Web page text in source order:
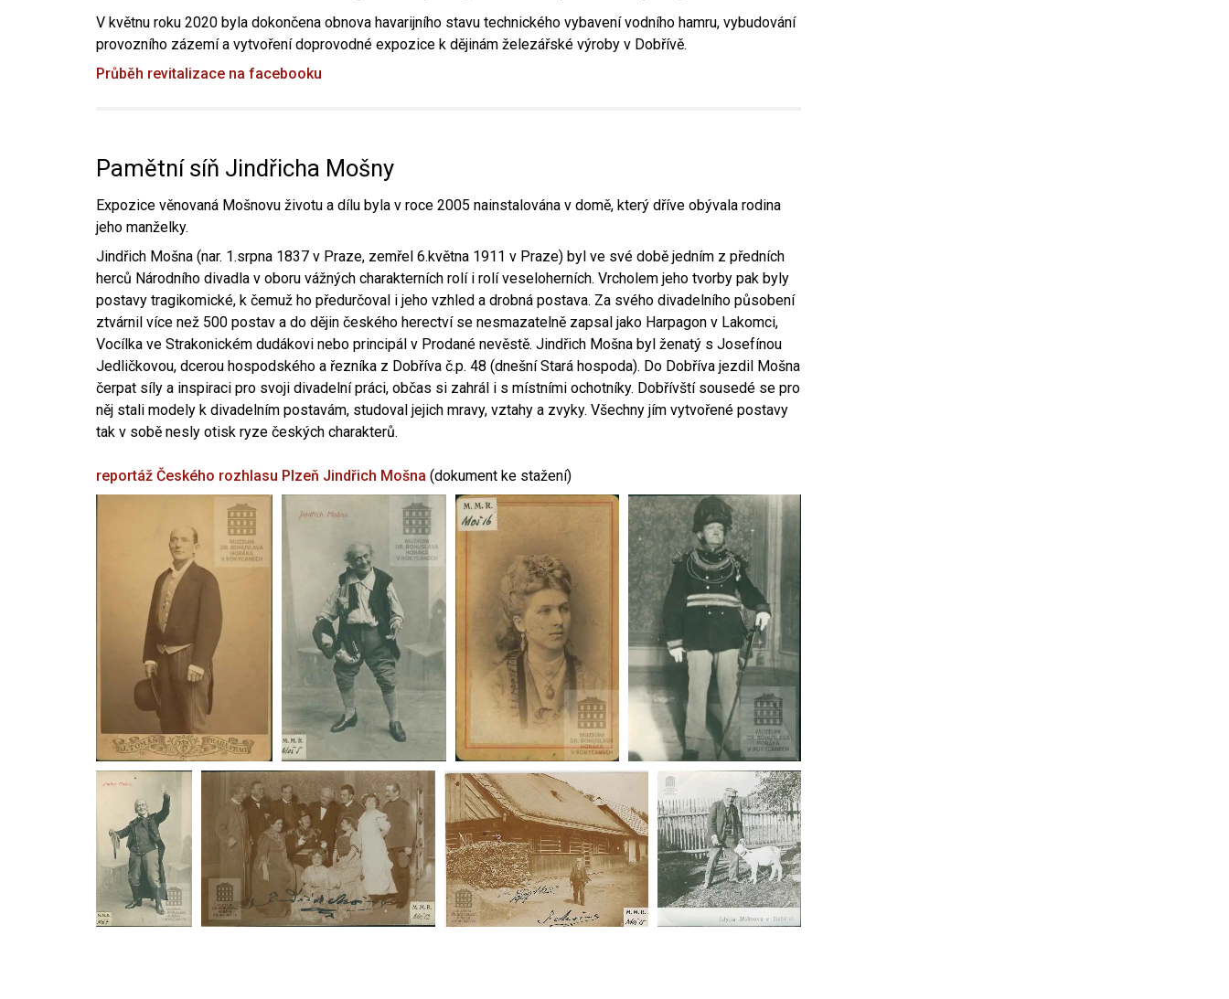
V květnu roku 2020 byla dokončena obnova havarijního stavu technického vybavení vodního hamru, vybudování
provozního zázemí a vytvoření doprovodné expozice k dějinám železářské výroby v Dobřívě.
Průběh revitalizace na facebooku
Pamětní síň Jindřicha Mošny
Expozice věnovaná Mošnovu životu a dílu byla v roce 2005 nainstalována v domě, který dříve obývala rodina
jeho manželky.
Jindřich Mošna (nar. 1.srpna 1837 v Praze, zemřel 6.května 1911 v Praze) byl ve své době jedním z předních
herců Národního divadla v oboru vážných charakterních rolí i rolí veseloherních. Vrcholem jeho tvorby pak byly
postavy tragikomické, k čemuž ho předurčoval i jeho vzhled a drobná postava. Za svého divadelního působení
ztvárnil více než 500 postav a do dějin českého herectví se nesmazatelně zapsal jako Harpagon v Lakomci,
Vocílka ve Strakonickém dudákovi nebo principál v Prodané nevěstě. Jindřich Mošna byl ženatý s Josefínou
Jedličkovou, dcerou hospodského a řezníka z Dobříva č.p. 48 (dnešní Stará hospoda). Do Dobříva jezdil Mošna
čerpat síly a inspiraci pro svoji divadelní práci, občas si zahrál i s místními ochotníky. Dobřívští sousedé se pro
něj stali modely k divadelním postavám, studoval jejich mravy, vztahy a zvyky. Všechny jím vytvořené postavy
tak v sobě nesly otisk ryze českých charakterů.
reportáž Českého rozhlasu Plzeň Jindřich Mošna (dokument ke stažení)